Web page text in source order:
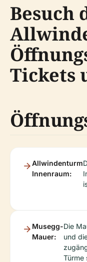
Besuch
Tickets
Allwindenturm
Innenraum:
Musegg-
Mauer:
Die
und
Türme